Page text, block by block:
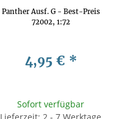
Panther Ausf. G - Best-Preis
72002, 1:72
4,95 € *
Sofort verfügbar